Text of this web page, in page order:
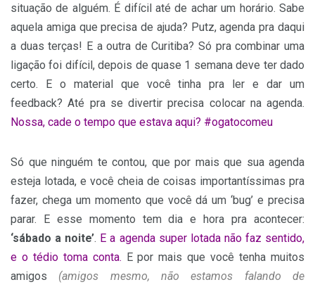
situação de alguém. É difícil até de achar um horário. Sabe
aquela amiga que precisa de ajuda? Putz, agenda pra daqui
a duas terças! E a outra de Curitiba? Só pra combinar uma
ligação foi difícil, depois de quase 1 semana deve ter dado
certo. E o material que você tinha pra ler e dar um
feedback? Até pra se divertir precisa colocar na agenda.
Nossa, cade o tempo que estava aqui? #ogatocomeu
Só que ninguém te contou, que por mais que sua agenda
esteja lotada, e você cheia de coisas importantíssimas pra
fazer, chega um momento que você dá um ‘bug’ e precisa
parar. E esse momento tem dia e hora pra acontecer:
‘sábado a noite’. E a agenda super lotada não faz sentido,
e o tédio toma conta. E por mais que você tenha muitos
amigos (amigos mesmo, não estamos falando de